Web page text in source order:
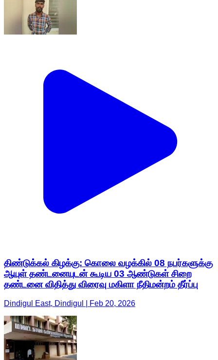
திண்டுக்கல் கிழக்கு: கொலை வழக்கில் 08 நபர்களுக்கு
ஆயுள் தண்டனையுடன் கூடிய 03 ஆண்டுகள் சிறை
தண்டனை விதித்து விரைவு மகிளா நீதிமன்றம் தீர்ப்பு
Dindigul East, Dindigul | Feb 20, 2026